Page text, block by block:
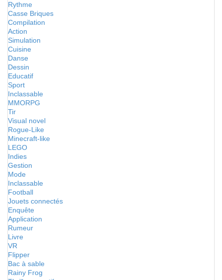
Rythme
Casse Briques
Compilation
Action
Simulation
Cuisine
Danse
Dessin
Educatif
Sport
Inclassable
MMORPG
Tir
Visual novel
Rogue-Like
Minecraft-like
LEGO
Indies
Gestion
Mode
Inclassable
Football
Jouets connectés
Enquête
Application
Rumeur
Livre
VR
Flipper
Bac à sable
Rainy Frog